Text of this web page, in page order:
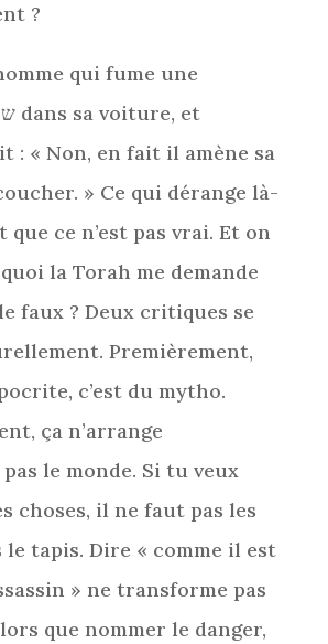
?
qui fume une
: « Non, en fait il amène sa
» Ce qui dérange là-
que ce n’est pas vrai. Et on
la Torah me demande
faux ? Deux critiques se
Premièrement,
c’est du mytho.
ça n’arrange
le monde. Si tu veux
choses, il ne faut pas les
tapis. Dire « comme il est
» ne transforme pas
que nommer le danger,